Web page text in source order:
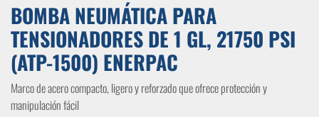
BOMBA NEUMÁTICA PARA
TENSIONADORES DE 1 GL, 21750 PSI
(ATP-1500) ENERPAC
Marco de acero compacto, ligero y reforzado que ofrece protección y
manipulación fácil